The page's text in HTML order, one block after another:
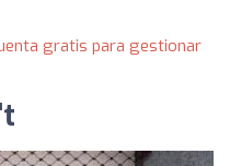
gratis para gestionar